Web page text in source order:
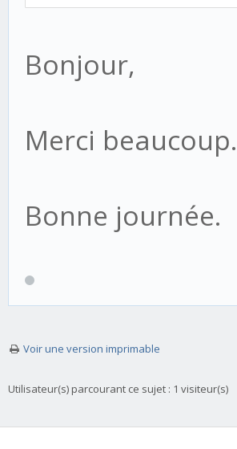
Bonjour,
Merci beaucoup.
Bonne journée.
Voir une version imprimable
Utilisateur(s) parcourant ce sujet : 1 visiteur(s)